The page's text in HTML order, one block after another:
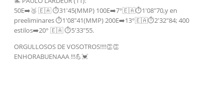
50E➡️🥉 🇪🇦 ⏱️31'45(MMP) 100E➡️7°🇪🇦⏱️1'08″70,y en
preeliminares ⏱️1'08″41(MMP) 200E➡️13°🇪🇦⏱️2'32″84; 400
estilos➡️20° 🇪🇦 ⏱️5'33″55.
ORGULLOSOS DE VOSOTROS!!!!👏👏
ENHORABUENAAA !!!💪💓